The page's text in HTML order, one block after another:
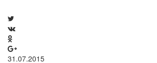
31.07.2015